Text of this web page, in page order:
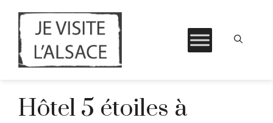
contenuHôtel 5 étoiles à